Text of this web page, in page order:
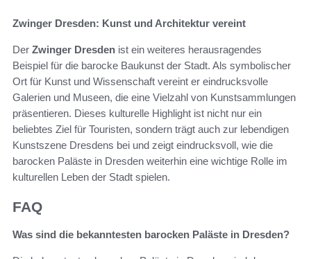
Zwinger Dresden: Kunst und Architektur vereint
Der Zwinger Dresden ist ein weiteres herausragendes
Beispiel für die barocke Baukunst der Stadt. Als symbolischer
Ort für Kunst und Wissenschaft vereint er eindrucksvolle
Galerien und Museen, die eine Vielzahl von Kunstsammlungen
präsentieren. Dieses kulturelle Highlight ist nicht nur ein
beliebtes Ziel für Touristen, sondern trägt auch zur lebendigen
Kunstszene Dresdens bei und zeigt eindrucksvoll, wie die
barocken Paläste in Dresden weiterhin eine wichtige Rolle im
kulturellen Leben der Stadt spielen.
FAQ
Was sind die bekanntesten barocken Paläste in Dresden?